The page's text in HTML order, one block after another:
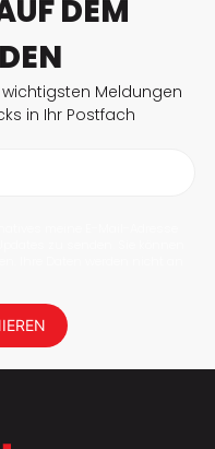
DEM
Meldungen
in Ihr Postfach